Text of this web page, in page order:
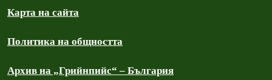
Карта на сайта
Политика на общността
Архив на „Грийнпийс“ – България